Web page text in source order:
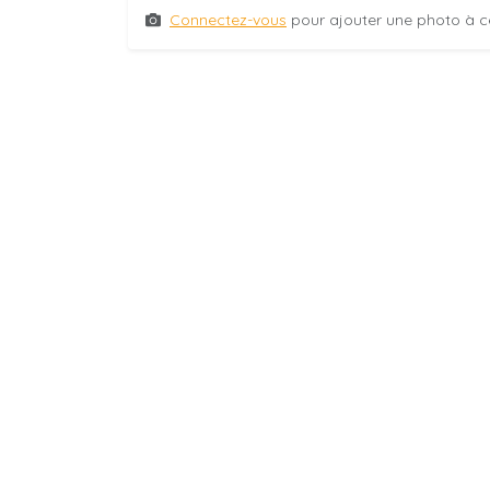
Connectez-vous pour ajouter une photo à